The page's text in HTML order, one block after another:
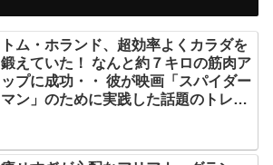
トム・ホランド、超効率よくカラダを
鍛えていた！ なんと約７キロの筋肉ア
ップに成功・・ 彼が映画「スパイダー
マン」のために実践した話題のトレー